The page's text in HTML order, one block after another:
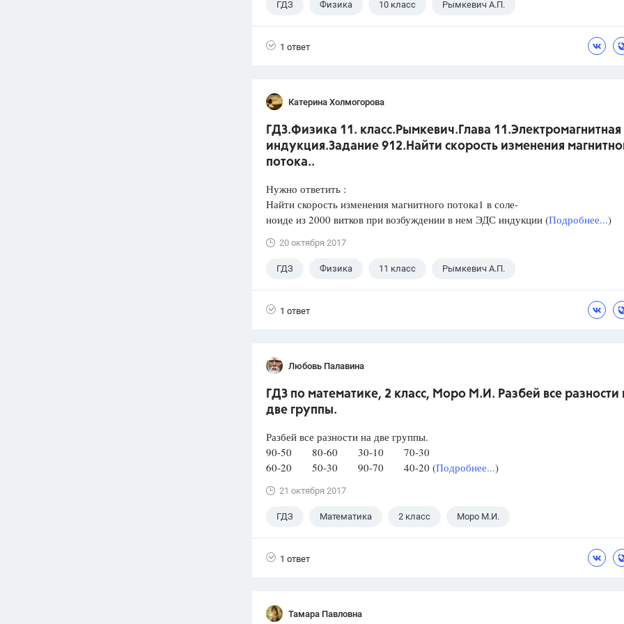
ГДЗ Физика 10 класс Рымкевич А.П.
1 ответ
Катерина Холмогорова
ГДЗ.Физика 11. класс.Рымкевич.Глава 11.Электромагнитная
индукция.Задание 912.Найти скорость изменения
потока..
Нужно ответить :
Найти скорость изменения магнитного потока1 в соле-
ноиде из 2000 витков при возбуждении в нем ЭДС индукции (Подробнее...)
20 октября 2017
ГДЗ Физика 11 класс Рымкевич А.П.
1 ответ
Любовь Палавина
ГДЗ по математике, 2 класс, Моро М.И. Разбей все разности
две группы.
Разбей все разности на две группы.
90-50 80-60 30-10 70-30
60-20 50-30 90-70 40-20 (Подробнее...)
21 октября 2017
ГДЗ Математика 2 класс Моро М.И.
1 ответ
Тамара Павловна